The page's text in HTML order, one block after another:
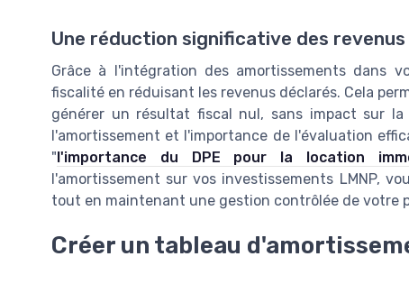
Une réduction significative des revenus
Grâce à l'intégration des amortissements dans
fiscalité en réduisant les revenus déclarés. Cela
générer un résultat fiscal nul, sans impact sur
l'amortissement et l'importance de l'évaluation
"l'importance du DPE pour la location
l'amortissement sur vos investissements LMNP,
tout en maintenant une gestion contrôlée de votre
Créer un tableau